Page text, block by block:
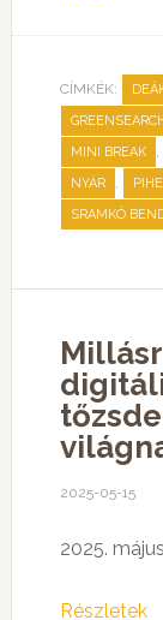
CÍMKÉK:
MINI BREAK ,
NYÁR ,
SRAMKÓ
2025-05-15
2025.
Részletek